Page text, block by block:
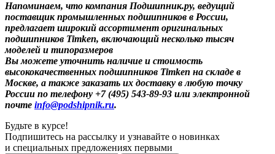
Напоминаем, что компания Подшипник.ру, ведущий
поставщик промышленных подшипников в России,
предлагает широкий ассортимент оригинальных
подшипников Timken, включающий несколько тысяч
моделей и типоразмеров
Вы можете уточнить наличие и стоимость
высококачественных подшипников Timken на складе в
Москве, а также заказать их доставку в любую точку
России по телефону +7 (495) 543-89-93 или электронной
почте info@podshipnik.ru.
Будьте в курсе!
Подпишитесь на рассылку и узнавайте о новинках
и специальных предложениях первыми